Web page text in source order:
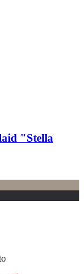
"Stella